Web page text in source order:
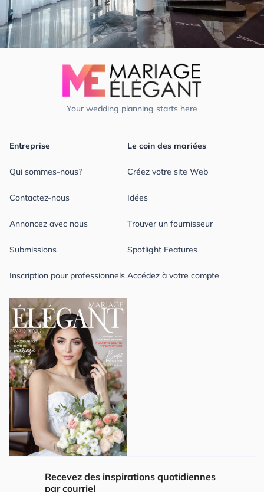
Your wedding planning starts here
Entreprise
Qui sommes-nous?
Contactez-nous
Annoncez avec nous
Submissions
Inscription pour professionnels
Le coin des mariées
Créez votre site Web
Idées
Trouver un fournisseur
Spotlight Features
Accédez à votre compte
Recevez des inspirations quotidiennes
par courriel